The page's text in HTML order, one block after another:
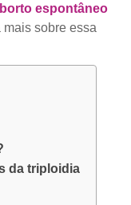
espontâneo
sobre essa
da triploidia